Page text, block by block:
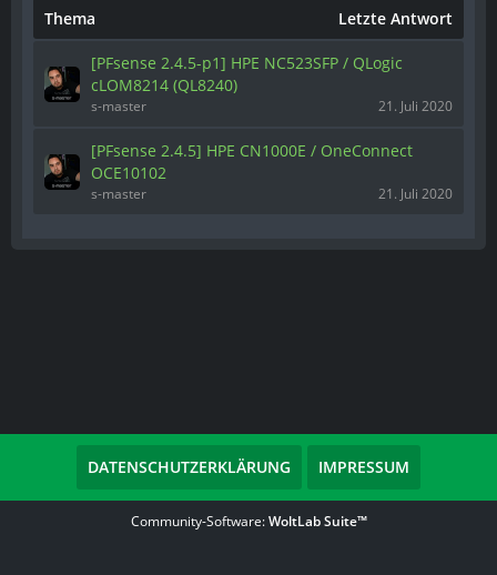
Thema Letzte Antwort
[PFsense 2.4.5-p1] HPE NC523SFP / QLogic
cLOM8214 (QL8240)
s-master 21. Juli 2020
[PFsense 2.4.5] HPE CN1000E / OneConnect
OCE10102
s-master 21. Juli 2020
DATENSCHUTZERKLÄRUNG IMPRESSUM
Community-Software:WoltLab Suite™